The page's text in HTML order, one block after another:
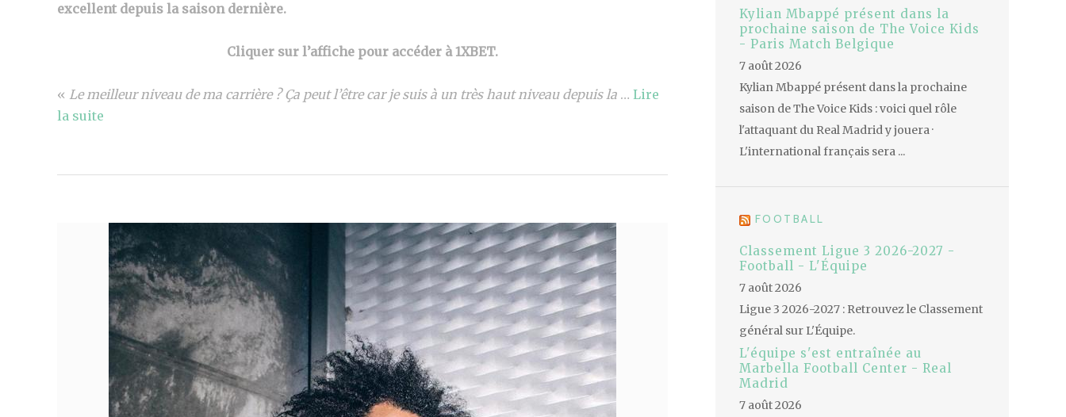
excellent depuis la saison dernière.
Cliquer sur l’affiche pour accéder à 1XBET.
« Le meilleur niveau de ma carrière ? Ça peut l’être car je suis à un très haut niveau depuis la … Lire
la suite
Kylian Mbappé présent dans la
prochaine saison de The Voice Kids
- Paris Match Belgique
7 août 2026
Kylian Mbappé présent dans la prochaine
saison de The Voice Kids : voici quel rôle
l'attaquant du Real Madrid y jouera ·
L'international français sera ...
FOOTBALL
Classement Ligue 3 2026-2027 -
Football - L'Équipe
7 août 2026
Ligue 3 2026-2027 : Retrouvez le Classement
général sur L'Équipe.
L'équipe s'est entraînée au
Marbella Football Center - Real
Madrid
7 août 2026